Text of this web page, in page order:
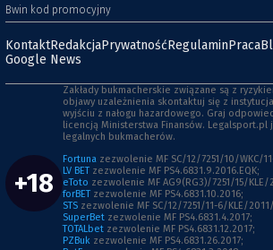
Bwin kod promocyjny
KontaktRedakcjaPrywatnośćRegulaminPraca
Google News
+18
Zakłady bukmacherskie związane są z
objawy uzależnienia skontaktuj się z
wyjściu z nałogu hazardowego. Graj
licencją Ministerstwa Finansów.
legalnych bukmacherów.
Fortuna zezwolenie MF SC/12/7251/10/WKC/
LV BET zezwolenie MF PS4.6831.9.2016.EQK;
eToto zezwolenie MF AG9(RG3)/7251/15/KLE/
forBET zezwolenie MF PS4.6831.10.2016;
STS zezwolenie MF SC/12/7251/11-6/KLE/
SuperBet zezwolenie MF PS4.6831.4.2017;
TOTALbet zezwolenie MF PS4.6831.12.2017;
PZBuk zezwolenie MF PS4.6831.26.2017;